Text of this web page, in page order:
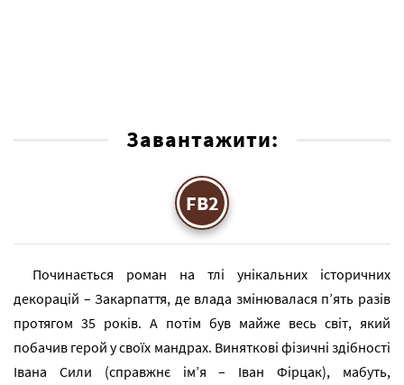
Завантажити:
FB2
Починається роман на тлі унікальних історичних
декорацій – Закарпаття, де влада змінювалася п’ять разів
протягом 35 років. А потім був майже весь світ, який
побачив герой у своїх мандрах. Виняткові фізичні здібності
Івана Сили (справжнє ім’я – Іван Фірцак), мабуть,